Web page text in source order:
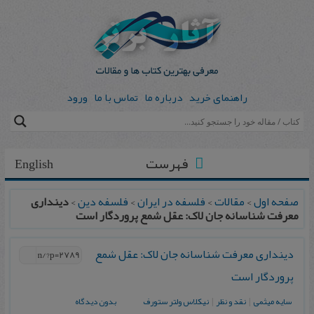
راهنمای خرید درباره ما تماس با ما ورود
English فهرست
صفحه اول>مقالات>فلسفه در ایران>فلسفه دین>دینداری
معرفت شناسانه جان لاک: عقل شمع پروردگار است
دینداری معرفت شناسانه جان لاک: عقل شمع
پروردگار است
سایه میثمی |نقد و نظر |نیکلاس ولتر ستورف بدون دیدگاه